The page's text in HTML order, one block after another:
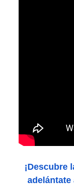
¡Descubre